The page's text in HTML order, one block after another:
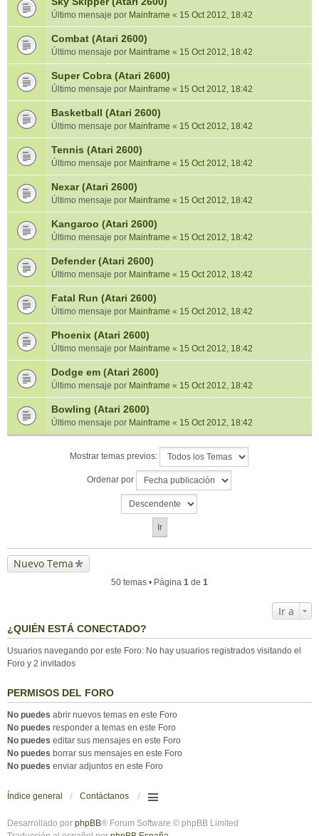
Último mensaje por Mainframe « 15 Oct 2012, 18:42
Combat (Atari 2600)
Último mensaje por Mainframe « 15 Oct 2012, 18:42
Super Cobra (Atari 2600)
Último mensaje por Mainframe « 15 Oct 2012, 18:42
Basketball (Atari 2600)
Último mensaje por Mainframe « 15 Oct 2012, 18:42
Tennis (Atari 2600)
Último mensaje por Mainframe « 15 Oct 2012, 18:42
Nexar (Atari 2600)
Último mensaje por Mainframe « 15 Oct 2012, 18:42
Kangaroo (Atari 2600)
Último mensaje por Mainframe « 15 Oct 2012, 18:42
Defender (Atari 2600)
Último mensaje por Mainframe « 15 Oct 2012, 18:42
Fatal Run (Atari 2600)
Último mensaje por Mainframe « 15 Oct 2012, 18:42
Phoenix (Atari 2600)
Último mensaje por Mainframe « 15 Oct 2012, 18:42
Dodge em (Atari 2600)
Último mensaje por Mainframe « 15 Oct 2012, 18:42
Bowling (Atari 2600)
Último mensaje por Mainframe « 15 Oct 2012, 18:42
Mostrar temas previos:
Ordenar por
Nuevo Tema
50 temas • Página 1 de 1
Ir a
¿QUIÉN ESTÁ CONECTADO?
Usuarios navegando por este Foro: No hay usuarios registrados visitando el
Foro y 2 invitados
PERMISOS DEL FORO
No puedes abrir nuevos temas en este Foro
No puedes responder a temas en este Foro
No puedes editar sus mensajes en este Foro
No puedes borrar sus mensajes en este Foro
No puedes enviar adjuntos en este Foro
Índice general Contáctanos
Desarrollado por phpBB® Forum Software © phpBB Limited